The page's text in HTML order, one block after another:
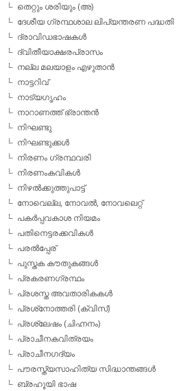
തെറ്റും ശരിയും (അ)
ദേശീയ ഗ്രന്ഥശാല ലിപ്യന്തരണ പദ്ധതി
ദ്രാവിഡഭാഷകള്‍
ദ്വിതീയാക്ഷരപ്രാസം
നല്ല മലയാളം എഴുതാന്‍
നാട്ടറിവ്
നാട്യഗൃഹം
നാറാണത്ത് ഭ്രാന്തന്‍
നിഘണ്ടു
നിഘണ്ടുക്കള്‍
നിരണം ഗ്രന്ഥവരി
നിരണംകവികള്‍
നിഴല്‍ക്കുത്തുപാട്ട്
നോവെല്ല, നോവല്‍, നോവലെറ്റ്
പകര്‍പ്പവകാശ നിയമം
പതിനെട്ടരക്കവികള്‍
പരല്‍പ്പേര്
പുസ്തക കൗതുകങ്ങള്‍
പ്രകരണഗ്രന്ഥം
പ്രശസ്ത അവതാരികകള്‍
പ്രശ്‌നോത്തരി (ക്വിസ്)
പ്രശ്ലേഷം (ചിഹ്നനം)
പ്രാചീനകവിത്രയം
പ്രാചീനഗദ്യം
പൗരസ്ത്യസാഹിത്യ സിദ്ധാന്തങ്ങള്‍
ബ്രഹൂയി ഭാഷ